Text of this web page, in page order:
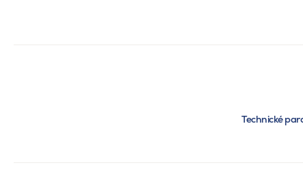
Technické